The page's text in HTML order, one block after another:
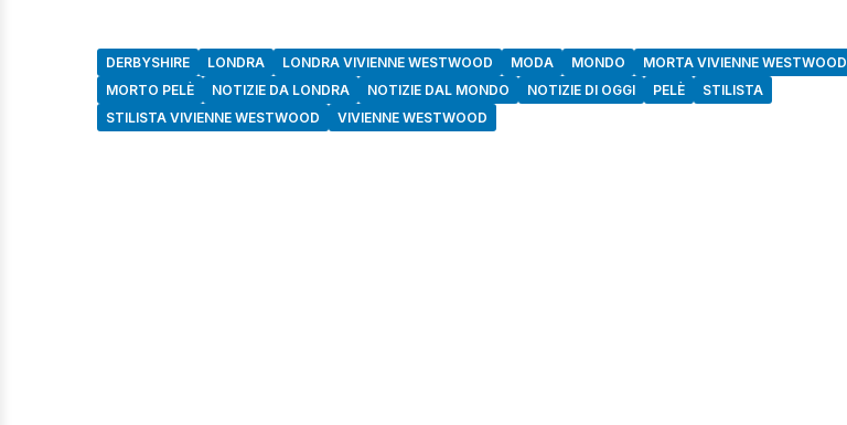
DERBYSHIRE LONDRA LONDRA VIVIENNE WESTWOOD MODA MONDO
MORTA VIVIENNE WESTWOOD
MORTO PELÈ
NOTIZIE DA LONDRA NOTIZIE DAL MONDO NOTIZIE DI OGGI PELÈ
STILISTA
STILISTA VIVIENNE WESTWOOD
VIVIENNE WESTWOOD